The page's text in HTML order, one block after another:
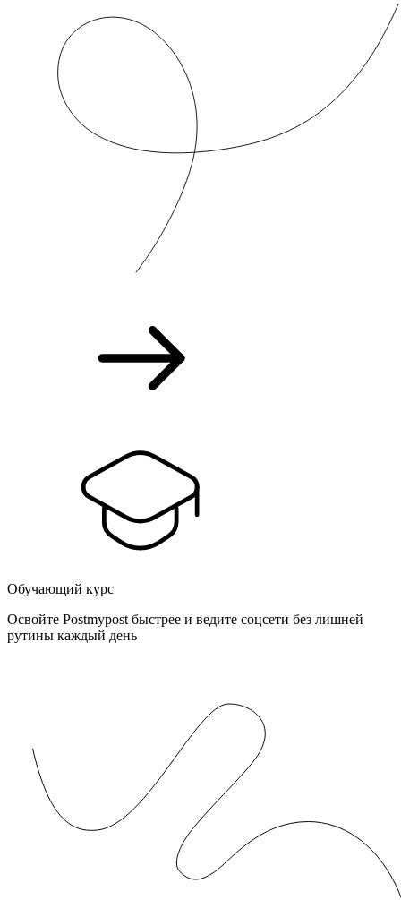
Обучающий курс
Освойте Postmypost быстрее и ведите соцсети без лишней
рутины каждый день